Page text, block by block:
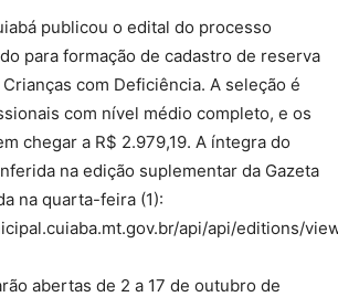
publicou o edital do processo
para formação de cadastro de reserva
com Deficiência. A seleção é
com nível médio completo, e os
chegar a R$ 2.979,19. A íntegra do
na edição suplementar da Gazeta
na quarta-feira (1):
api/api/editions/
abertas de 2 a 17 de outubro de